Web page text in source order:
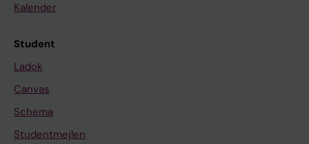
Kalender
Student
Ladok
Canvas
Schema
Studentmejlen